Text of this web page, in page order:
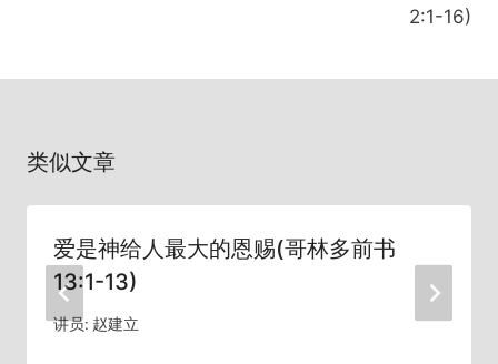
2:1-16)
类似文章
爱是神给人最大的恩赐(哥林多前书
13:1-13)
讲员: 赵建立